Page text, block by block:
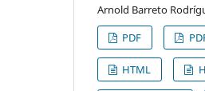
Arnold Barreto
PDF
HTML